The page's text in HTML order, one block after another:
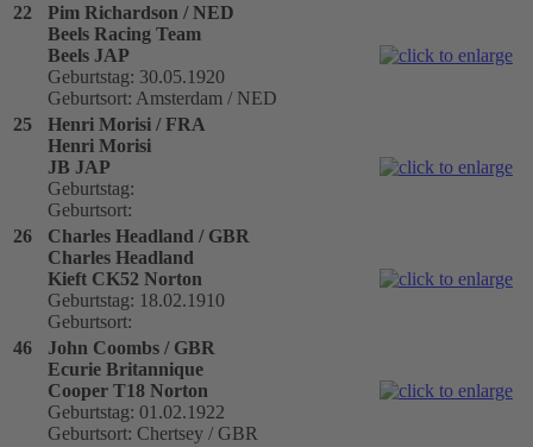
22
Pim Richardson / NED
Beels Racing Team
Beels JAP
Geburtstag: 30.05.1920
Geburtsort: Amsterdam / NED
25
Henri Morisi / FRA
Henri Morisi
JB JAP
Geburtstag:
Geburtsort:
26
Charles Headland / GBR
Charles Headland
Kieft CK52 Norton
Geburtstag: 18.02.1910
Geburtsort:
46
John Coombs / GBR
Ecurie Britannique
Cooper T18 Norton
Geburtstag: 01.02.1922
Geburtsort: Chertsey / GBR